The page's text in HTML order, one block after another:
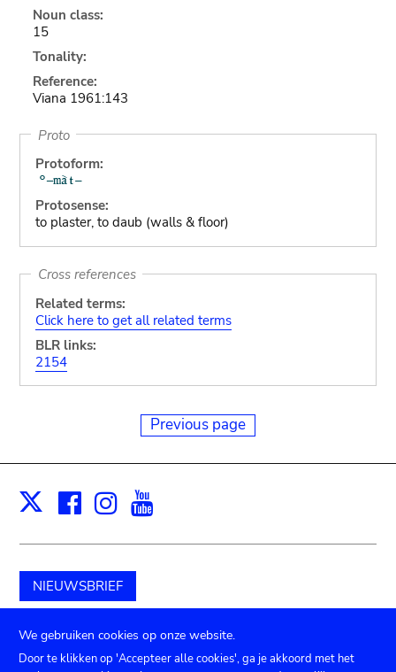
Noun class:
15
Tonality:
Reference:
Viana 1961:143
Proto
Protoform:
Protosense:
to plaster, to daub (walls & floor)
Cross references
Related terms:
Click here to get all related terms
BLR links:
2154
Previous page
X Facebook
Instagram
NIEUWSBRIEF
Schenk aan het museum
We gebruiken cookies op onze website.
Door te klikken op 'Accepteer alle cookies', ga je akkoord met het